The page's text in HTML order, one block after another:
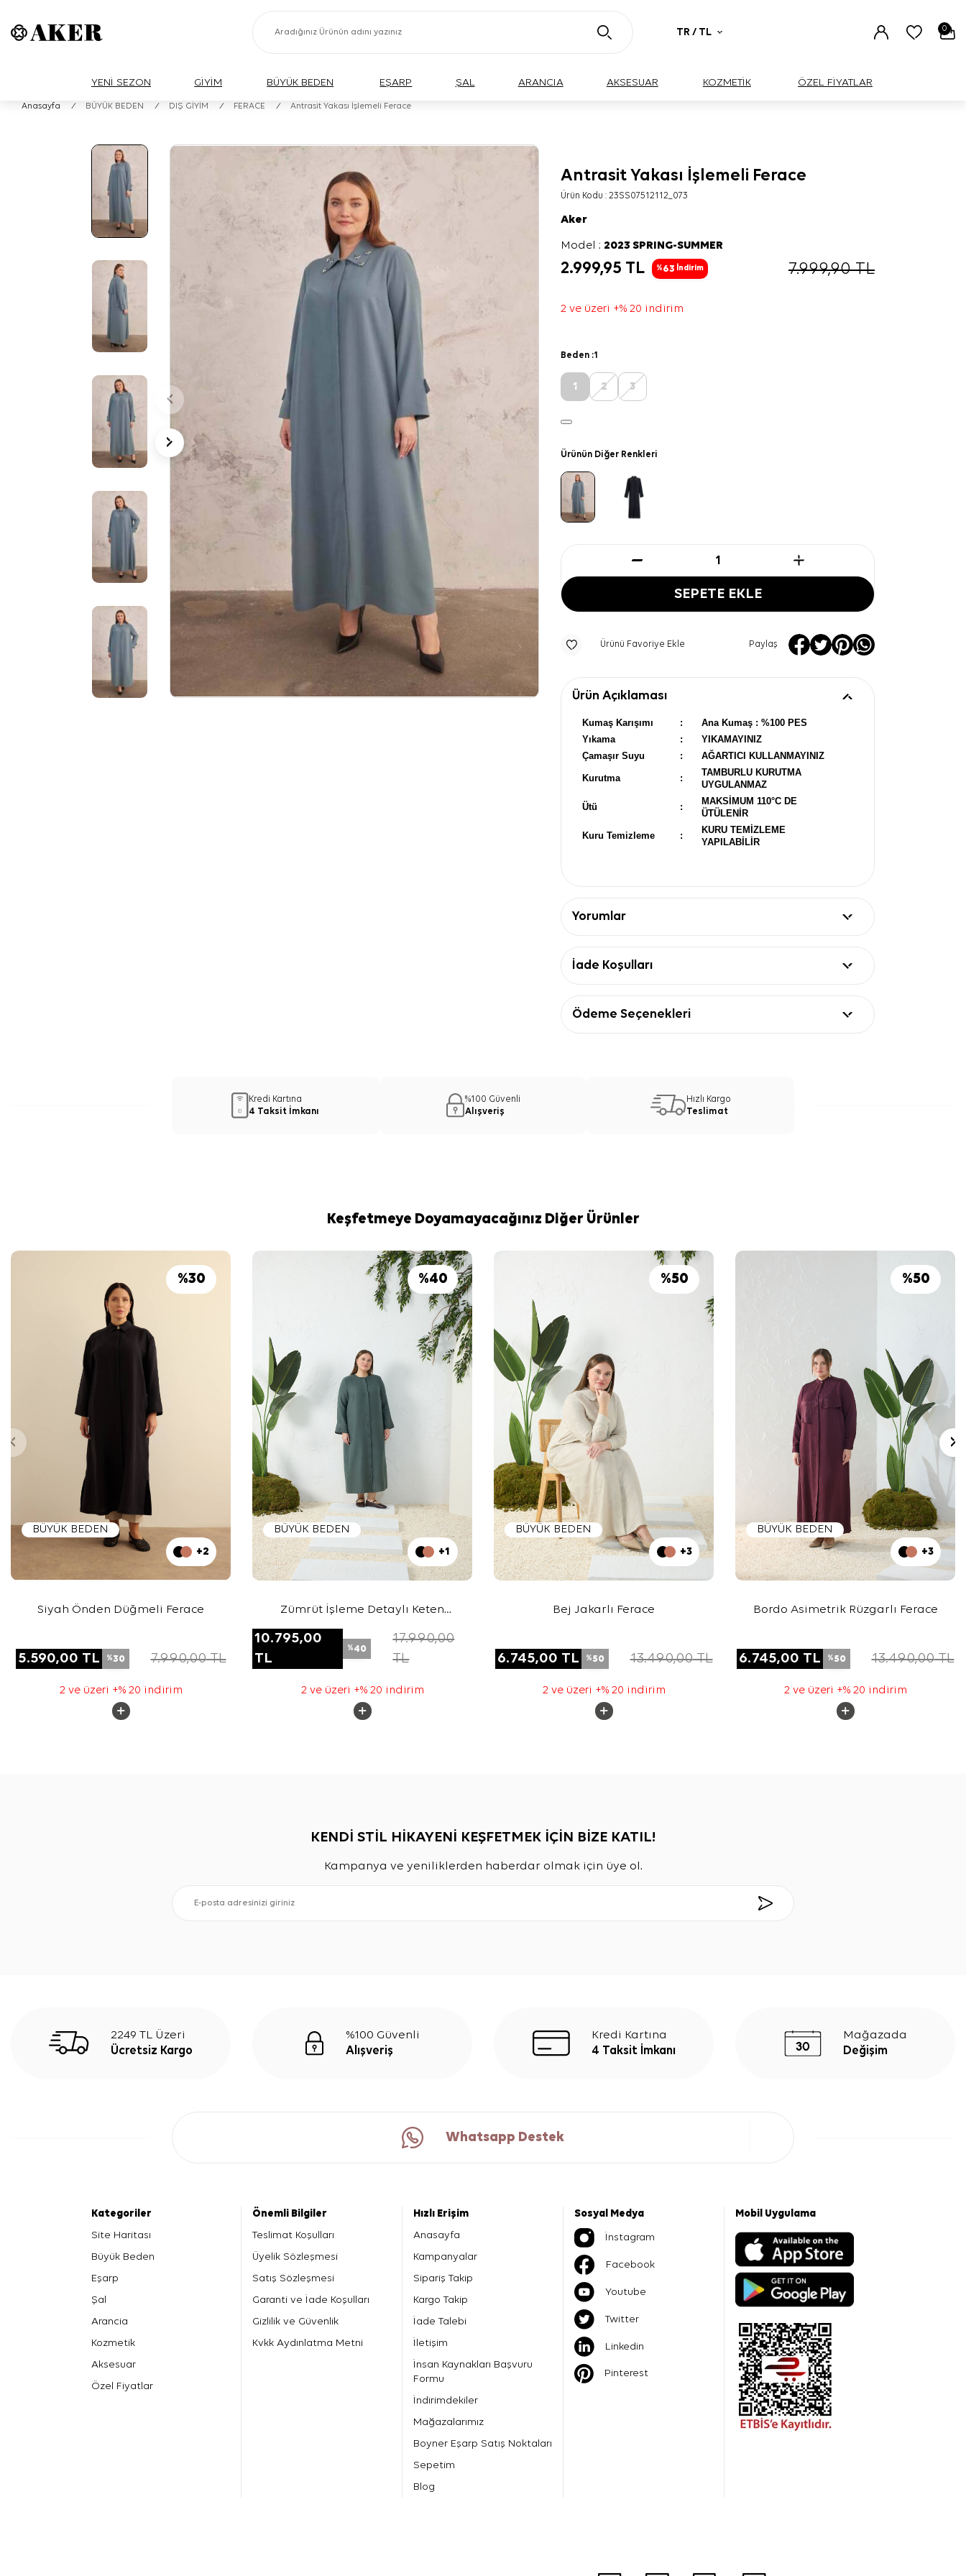
TR / TL 0
YENİ SEZON GİYİM BÜYÜK BEDEN EŞARP ŞAL ARANCIA AKSESUAR KOZMETİK ÖZEL FİYATLAR
Anasayfa / BÜYÜK BEDEN / DIŞ GİYİM / FERACE / Antrasit Yakası İşlemeli Ferace
Antrasit Yakası İşlemeli Ferace
Ürün Kodu :23SS07512112_073
Aker
Model :2023 SPRING-SUMMER
2.999,95 TL %63 İndirim 7.999,90TL
2 ve üzeri +% 20 indirim
Beden :1
1 2 3
Ürünün Diğer Renkleri
SEPETE EKLE
Ürünü Favoriye Ekle Paylaş
Ürün Açıklaması
Kumaş Karışımı :
Ana Kumaş : %100 PES
Yıkama
:
YIKAMAYINIZ
Çamaşır Suyu
: AĞARTICI KULLANMAYINIZ
Kurutma :
TAMBURLU KURUTMA
UYGULANMAZ
Ütü :
MAKSİMUM 110°C DE
ÜTÜLENİR
Kuru Temizleme :
KURU TEMİZLEME
YAPILABİLİR
Yorumlar
İade Koşulları
Ödeme Seçenekleri
Kredi Kartına
4 Taksit İmkanı
%100 Güvenli
Alışveriş
Hızlı Kargo
Teslimat
Keşfetmeye Doyamayacağınız Diğer Ürünler
BÜYÜK BEDEN
%30
+2
Siyah Önden Düğmeli Ferace
5.590,00 TL %30 7.990,00TL
2 ve üzeri +% 20 indirim
BÜYÜK BEDEN
%40
+1
Zümrüt İşleme Detaylı Keten
10.795,00
TL
%40
17.990,00
TL
2 ve üzeri +% 20 indirim
BÜYÜK BEDEN
%50
+3
Bej Jakarlı Ferace
6.745,00 TL %50 13.490,00TL
2 ve üzeri +% 20 indirim
BÜYÜK BEDEN
%50
+3
Bordo Asimetrik Rüzgarlı Ferace
6.745,00 TL %50 13.490,00TL
2 ve üzeri +% 20 indirim
KENDİ STİL HİKAYENİ KEŞFETMEK İÇİN BİZE KATIL!
Kampanya ve yeniliklerden haberdar olmak için üye ol.
2249 TL Üzeri
Ücretsiz Kargo
%100 Güvenli
Alışveriş
Kredi Kartına
4 Taksit İmkanı
Mağazada
Değişim
Whatsapp Destek
Kategoriler
Site Haritası
Büyük Beden
Eşarp
Şal
Arancia
Kozmetik
Aksesuar
Özel Fiyatlar
Önemli Bilgiler
Teslimat Koşulları
Üyelik Sözleşmesi
Satış Sözleşmesi
Garanti ve İade Koşulları
Gizlilik ve Güvenlik
Kvkk Aydınlatma Metni
Hızlı Erişim
Anasayfa
Kampanyalar
Sipariş Takip
Kargo Takip
İade Talebi
İletişim
İnsan Kaynakları Başvuru
Formu
İndirimdekiler
Mağazalarımız
Boyner Eşarp Satış Noktaları
Sepetim
Blog
Sosyal Medya
İnstagram
Facebook
Youtube
Twitter
Linkedin
Pinterest
Mobil Uygulama